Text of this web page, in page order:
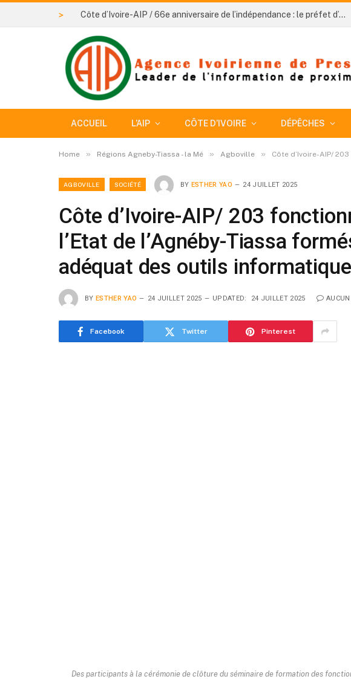
> Côte d’Ivoire-AIP / 66e anniversaire de l’indépendance : le préfet d’Agnibilékrou appelle au civisme pour accompagner la dynamique de développement
ACCUEIL L’AIP CÔTE D’IVOIRE DÉPÊCHES
Home » Régions Agneby-Tiassa - la Mé » Agboville » Côte d’Ivoire-AIP/
AGBOVILLE SOCIÉTÉ BY ESTHER YAO 24 JUILLET 2025
Côte d’Ivoire-AIP/ 203
l’Etat de l’Agnéby-Tiassa
adéquat des outils
BY ESTHER YAO 24 JUILLET 2025 UPDATED: 24 JUILLET 2025
Facebook Twitter Pinterest
Des participants à la cérémonie de clôture du séminaire de formation des